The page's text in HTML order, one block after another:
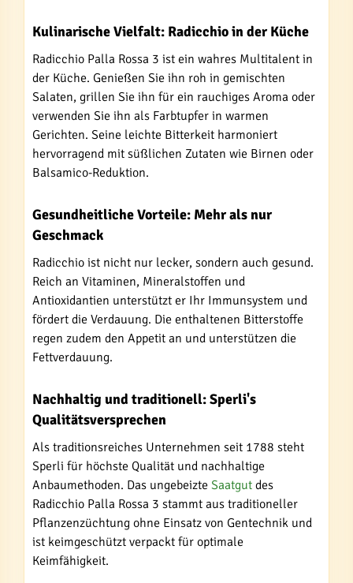
Kulinarische Vielfalt: Radicchio in der Küche
Radicchio Palla Rossa 3 ist ein wahres Multitalent in
der Küche. Genießen Sie ihn roh in gemischten
Salaten, grillen Sie ihn für ein rauchiges Aroma oder
verwenden Sie ihn als Farbtupfer in warmen
Gerichten. Seine leichte Bitterkeit harmoniert
hervorragend mit süßlichen Zutaten wie Birnen oder
Balsamico-Reduktion.
Gesundheitliche Vorteile: Mehr als nur
Geschmack
Radicchio ist nicht nur lecker, sondern auch gesund.
Reich an Vitaminen, Mineralstoffen und
Antioxidantien unterstützt er Ihr Immunsystem und
fördert die Verdauung. Die enthaltenen Bitterstoffe
regen zudem den Appetit an und unterstützen die
Fettverdauung.
Nachhaltig und traditionell: Sperli's
Qualitätsversprechen
Als traditionsreiches Unternehmen seit 1788 steht
Sperli für höchste Qualität und nachhaltige
Anbaumethoden. Das ungebeizte Saatgut des
Radicchio Palla Rossa 3 stammt aus traditioneller
Pflanzenzüchtung ohne Einsatz von Gentechnik und
ist keimgeschützt verpackt für optimale
Keimfähigkeit.